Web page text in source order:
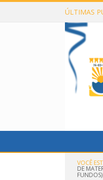
ÚLTIMAS
VOCÊ
DE
FUNDOS)